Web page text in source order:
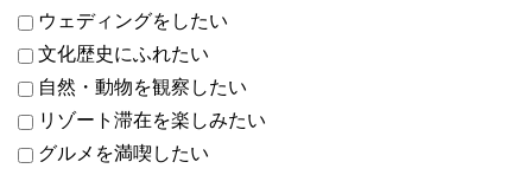
ウェディングをしたい
文化歴史にふれたい
自然・動物を観察したい
リゾート滞在を楽しみたい
グルメを満喫したい